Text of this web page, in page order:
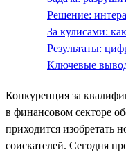
Решение:
За кулисами:
Результаты:
Ключевые
Конкуренция за
в финансовом секторе
приходится изобретать
соискателей. Сегодня